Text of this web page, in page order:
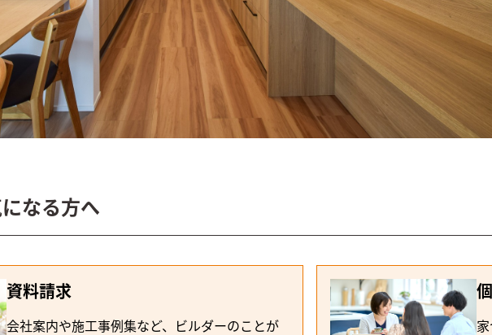
#造作家具（カウンター・デスク）
DETAIL HOME（ディテールホーム）
住みやすさと家事動線を考慮した、無駄のないコンパクトハウス
なる方へ
資料請求
会社案内や施工事例集など、ビルダーのことが